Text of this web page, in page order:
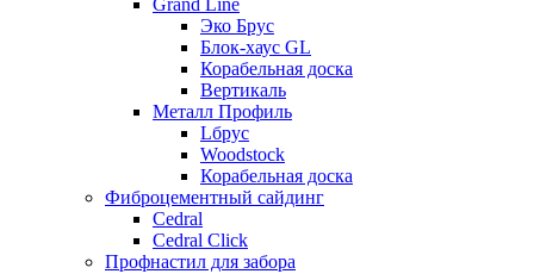
Grand Line
Эко Брус
Блок-хаус GL
Корабельная доска
Вертикаль
Металл Профиль
Lбрус
Woodstock
Корабельная доска
Фиброцементный сайдинг
Cedral
Cedral Click
Профнастил для забора